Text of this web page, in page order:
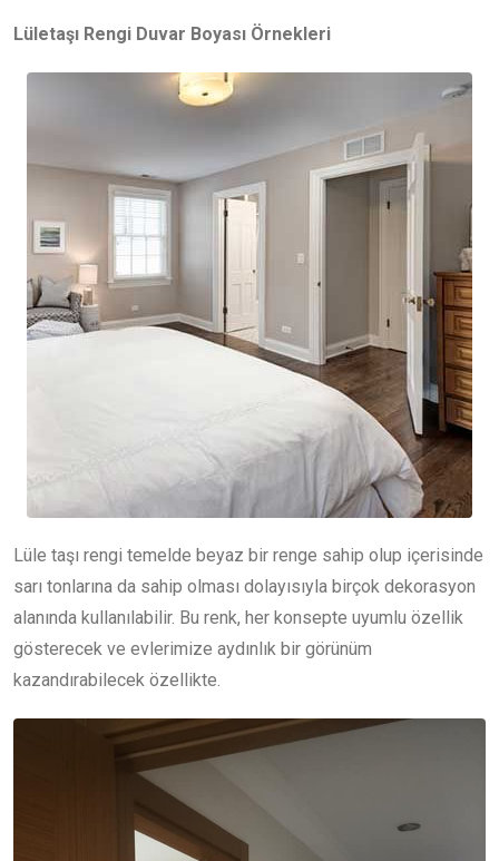
Lületaşı Rengi Duvar Boyası Örnekleri
Lüle taşı rengi temelde beyaz bir renge sahip olup içerisinde
sarı tonlarına da sahip olması dolayısıyla birçok dekorasyon
alanında kullanılabilir. Bu renk, her konsepte uyumlu özellik
gösterecek ve evlerimize aydınlık bir görünüm
kazandırabilecek özellikte.